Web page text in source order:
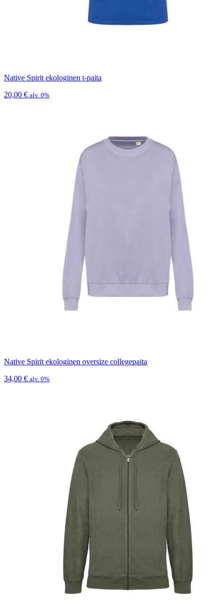
Native Spirit ekologinen t-paita
20,00 € alv. 0%
Native Spirit ekologinen oversize collegepaita
34,00 € alv. 0%